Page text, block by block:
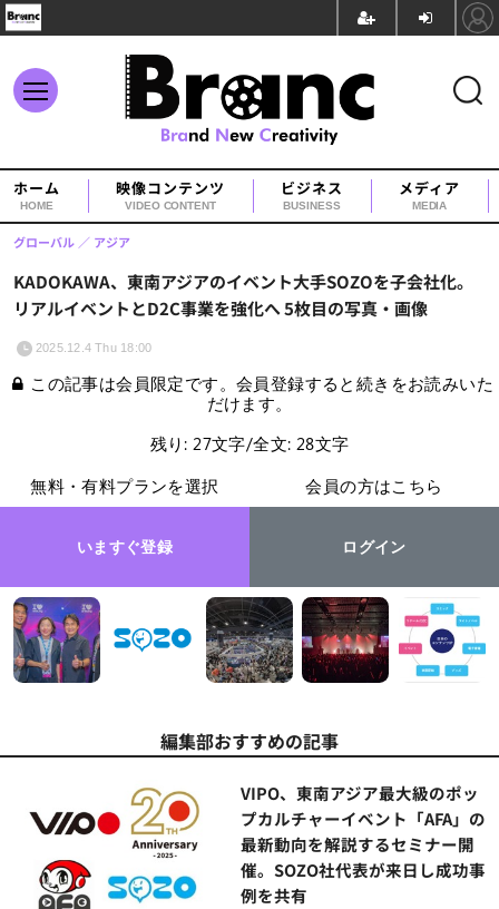
ホーム
HOME
映像コンテンツ
VIDEO CONTENT
ビジネス
BUSINESS
メディア
MEDIA
KADOKAWA、東南アジアのイベント大手SOZOを子会社化。
リアルイベントとD2C事業を強化へ 5枚目の写真・画像
グローバル アジア
2025.12.4 Thu 18:00
この記事は会員限定です。会員登録すると続きをお読みいた
だけます。
残り: 27文字/全文: 28文字
無料・有料プランを選択
いますぐ登録
会員の方はこちら
ログイン
編集部おすすめの記事
VIPO、東南アジア最大級のポッ
プカルチャーイベント「AFA」の
最新動向を解説するセミナー開
催。SOZO社代表が来日し成功事
例を共有